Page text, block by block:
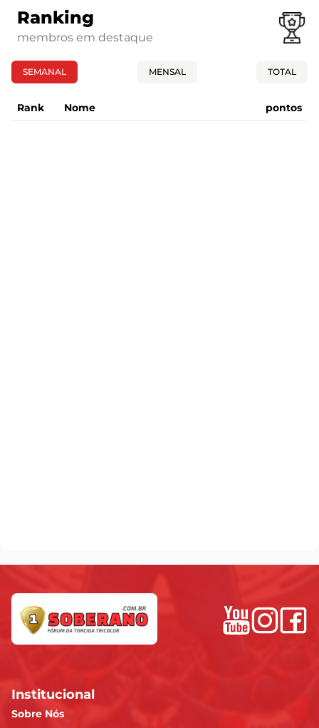
Ranking
membros em destaque
SEMANAL MENSAL TOTAL
Rank Nome pontos
Institucional
Sobre Nós